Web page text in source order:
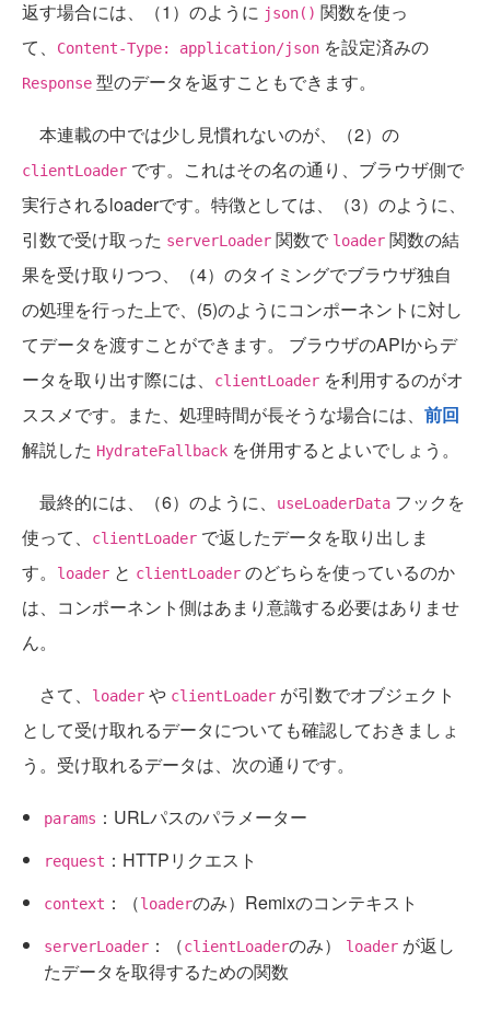
返す場合には、（1）のように json() 関数を使っ
て、
Content-Type: application/json を設定済みの
Response 型のデータを返すこともできます。
本連載の中では少し見慣れないのが、（2）の
clientLoader です。これはその名の通り、ブラウザ側で
実行されるloaderです。特徴としては、（3）のように、
引数で受け取った serverLoader 関数で loader 関数の結
果を受け取りつつ、（4）のタイミングでブラウザ独自
の処理を行った上で、(5)のようにコンポーネントに対し
てデータを渡すことができます。 ブラウザのAPIからデ
ータを取り出す際には、
clientLoader を利用するのがオ
ススメです。また、処理時間が長そうな場合には、 前回
解説した HydrateFallback を併用するとよいでしょう。
最終的には、（6）のように、 useLoaderData フックを
使って、
clientLoader で返したデータを取り出しま
す。
loader と clientLoader のどちらを使っているのか
は、コンポーネント側はあまり意識する必要はありませ
ん。
さて、 loader や clientLoader が引数でオブジェクト
として受け取れるデータについても確認しておきましょ
う。受け取れるデータは、次の通りです。
params ：URLパスのパラメーター
request ：HTTPリクエスト
context ：（loaderのみ）Remixのコンテキスト
serverLoader ：（clientLoaderのみ） loader が返し
たデータを取得するための関数